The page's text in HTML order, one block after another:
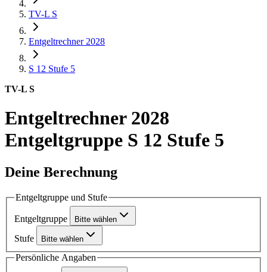
TV-L S
Entgeltrechner 2028
S 12 Stufe 5
TV-L S
Entgeltrechner 2028
Entgeltgruppe S 12 Stufe 5
Deine Berechnung
Entgeltgruppe und Stufe
Entgeltgruppe Bitte wählen
Stufe Bitte wählen
Persönliche Angaben